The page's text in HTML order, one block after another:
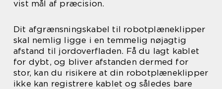
vist mål af præcision.
Dit afgrænsningskabel til robotplæneklipper
skal nemlig ligge i en temmelig nøjagtig
afstand til jordoverfladen. Få du lagt kablet
for dybt, og bliver afstanden dermed for
stor, kan du risikere at din robotplæneklipper
ikke kan registrere kablet og således bare